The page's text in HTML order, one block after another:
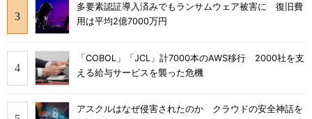
多要素認証導入済みでもランサムウェア被害に 復旧費
用は平均2億7000万円
「COBOL」「JCL」計7000本のAWS移行 2000社を支
える給与サービスを襲った危機
アスクルはなぜ侵害されたのか クラウドの安全神話を